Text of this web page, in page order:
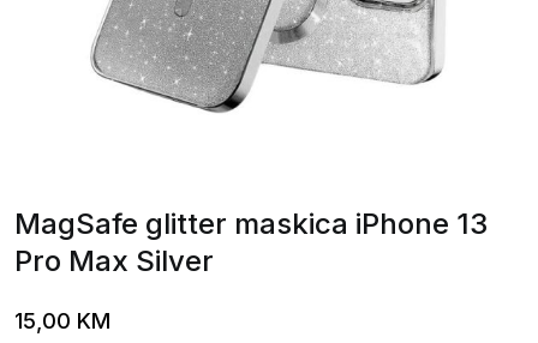
MagSafe glitter maskica iPhone 13
Pro Max Silver
15,00 KM